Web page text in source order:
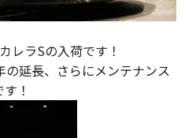
レラSの入荷です！
延長、さらにメンテナンス
！